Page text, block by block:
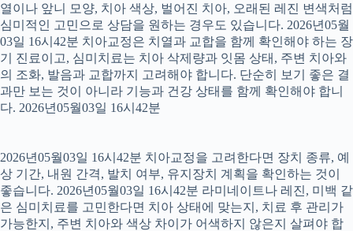
열이나 앞니 모양, 치아 색상, 벌어진 치아, 오래된 레진 변색처럼
심미적인 고민으로 상담을 원하는 경우도 있습니다. 2026년05월
03일 16시42분 치아교정은 치열과 교합을 함께 확인해야 하는 장
기 진료이고, 심미치료는 치아 삭제량과 잇몸 상태, 주변 치아와
의 조화, 발음과 교합까지 고려해야 합니다. 단순히 보기 좋은 결
과만 보는 것이 아니라 기능과 건강 상태를 함께 확인해야 합니
다. 2026년05월03일 16시42분
2026년05월03일 16시42분 치아교정을 고려한다면 장치 종류, 예
상 기간, 내원 간격, 발치 여부, 유지장치 계획을 확인하는 것이
좋습니다. 2026년05월03일 16시42분 라미네이트나 레진, 미백 같
은 심미치료를 고민한다면 치아 상태에 맞는지, 치료 후 관리가
가능한지, 주변 치아와 색상 차이가 어색하지 않은지 살펴야 합